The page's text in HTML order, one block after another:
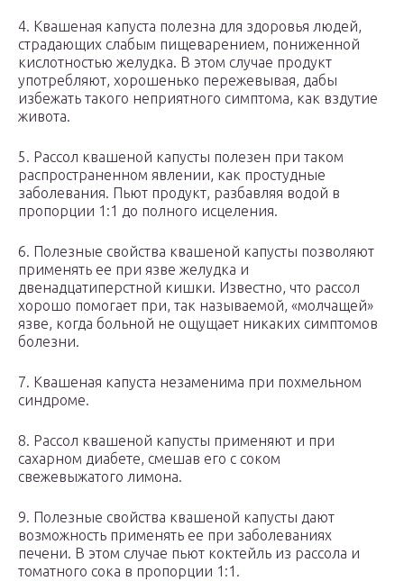
4. Квашеная капуста полезна для здоровья людей,
страдающих слабым пищеварением, пониженной
кислотностью желудка. В этом случае продукт
употребляют, хорошенько пережевывая, дабы
избежать такого неприятного симптома, как вздутие
живота.
5. Рассол квашеной капусты полезен при таком
распространенном явлении, как простудные
заболевания. Пьют продукт, разбавляя водой в
пропорции 1:1 до полного исцеления.
6. Полезные свойства квашеной капусты позволяют
применять ее при язве желудка и
двенадцатиперстной кишки. Известно, что рассол
хорошо помогает при, так называемой, «молчащей»
язве, когда больной не ощущает никаких симптомов
болезни.
7. Квашеная капуста незаменима при похмельном
синдроме.
8. Рассол квашеной капусты применяют и при
сахарном диабете, смешав его с соком
свежевыжатого лимона.
9. Полезные свойства квашеной капусты дают
возможность применять ее при заболеваниях
печени. В этом случае пьют коктейль из рассола и
томатного сока в пропорции 1:1.